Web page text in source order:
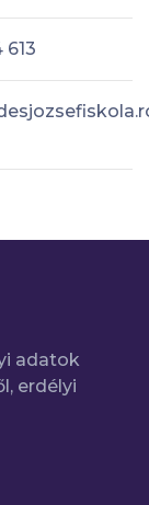
613
adatok
erdélyi